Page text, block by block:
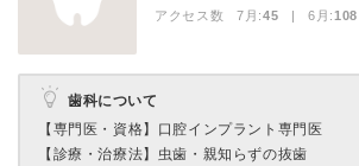
アクセス数 7月:45 | 6月:108
歯科について
【専門医・資格】 口腔インプラント専門医
【診療・治療法】 虫歯・親知らずの抜歯